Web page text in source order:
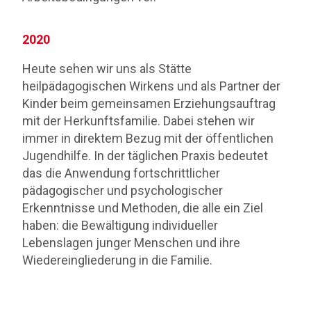
2020
Heute sehen wir uns als Stätte
heilpädagogischen Wirkens und als Partner der
Kinder beim gemeinsamen Erziehungsauftrag
mit der Herkunftsfamilie. Dabei stehen wir
immer in direktem Bezug mit der öffentlichen
Jugendhilfe. In der täglichen Praxis bedeutet
das die Anwendung fortschrittlicher
pädagogischer und psychologischer
Erkenntnisse und Methoden, die alle ein Ziel
haben: die Bewältigung individueller
Lebenslagen junger Menschen und ihre
Wiedereingliederung in die Familie.